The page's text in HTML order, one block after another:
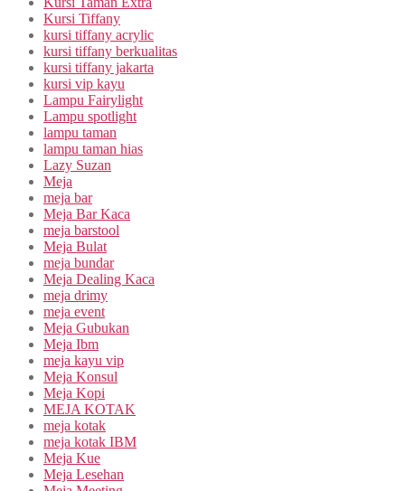
Kursi Tiffany
kursi tiffany acrylic
kursi tiffany berkualitas
kursi tiffany jakarta
kursi vip kayu
Lampu Fairylight
Lampu spotlight
lampu taman
lampu taman hias
Lazy Suzan
Meja
meja bar
Meja Bar Kaca
meja barstool
Meja Bulat
meja bundar
Meja Dealing Kaca
meja drimy
meja event
Meja Gubukan
Meja Ibm
meja kayu vip
Meja Konsul
Meja Kopi
MEJA KOTAK
meja kotak
meja kotak IBM
Meja Kue
Meja Lesehan